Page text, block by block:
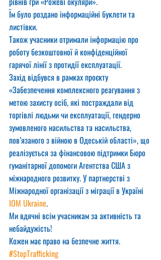
Їм було роздано інформаційні буклети та
листівки.
Також учасники отримали інформацію про
роботу безкоштовної й конфіденційної
гарячої лінії з протидії експлуатації.
Захід відбувся в рамках проєкту
«Забезпечення комплексного реагування з
метою захисту осіб, які постраждали від
торгівлі людьми чи експлуатації, гендерно
зумовленого насильства та насильства,
пов’язаного з війною в Одеській області», що
реалізується за фінансовою підтримки Бюро
гуманітарної допомоги Агентства США з
міжнародного розвитку. У партнерстві з
Міжнародної організації з міграції в Україні
IOM Ukraine.
Ми вдячні всім учасникам за активність та
небайдужість!
Кожен має право на безпечне життя.
#StopTrafficking